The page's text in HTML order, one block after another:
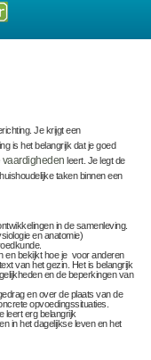
Je krijgt een
is het belangrijk dat je goed
vaardigheden leert. Je legt de
taken binnen een
in de samenleving.
en anatomie)
en bekijkt hoe je voor anderen
van het gezin. Het is belangrijk
en de beperkingen van
en over de plaats van de
opvoedingssituaties.
leert erg belangrijk
in het dagelijkse leven en het